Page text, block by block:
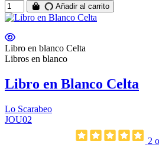
Añadir al carrito
Libro en blanco Celta
Libros en blanco
Libro en Blanco Celta
Lo Scarabeo
JOU02
2